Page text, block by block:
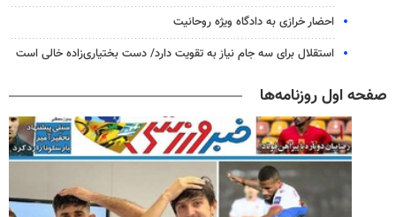
احضار خرازی به دادگاه ویژه روحانیت
استقلال برای سه جام نیاز به تقویت دارد/ دست بختیاری‌زاده خالی است
صفحه اول روزنامه‌ها